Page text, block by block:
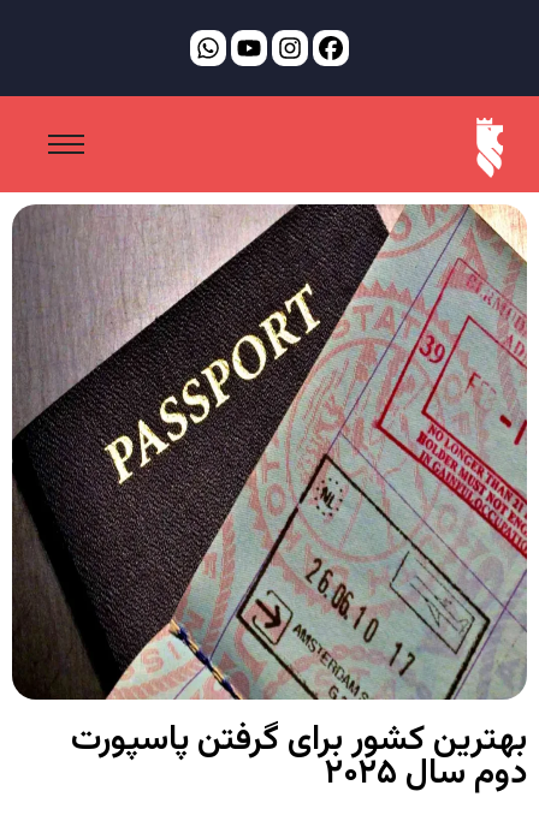
بهترین کشور برای گرفتن پاسپورت
دوم سال ۲۰۲۵